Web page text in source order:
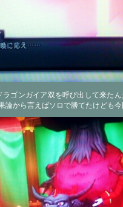
ゴンガイア双を呼び出して来た
論から言えばソロで勝てたけども今